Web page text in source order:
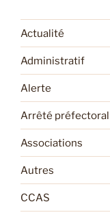
Actualité
Administratif
Alerte
Arrêté préfectoral
Associations
Autres
CCAS